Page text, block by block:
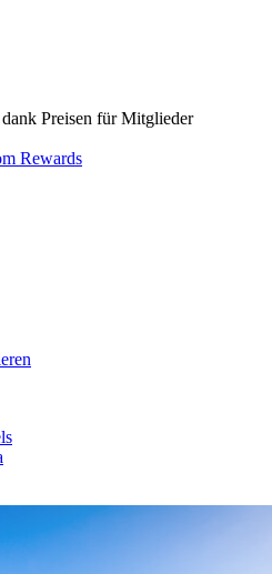
Preisen für Mitglieder
Rewards